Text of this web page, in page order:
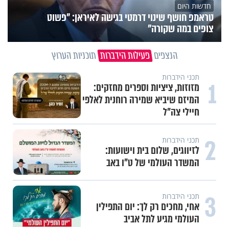
חדשות היום
טראמפ חושף שינוי דרמטי בגישה לאיראן: "פשוט
צופים במה שקורה"
הנצפים פעילות הידברות תוכניות הערוץ
1 תכני הידברות
מזוזות, ציציות וספרים מחזקים:
המיזם שיביא שמירה רוחנית לאלפי
חיילי צה"ל
2 תכני הידברות
לזיווגים, שלום בית וישועות:
המשדר העולמי של ט"ו באב
3 תכני הידברות
אחי, מחכים רק לך: יום התפילין
העולמי מגיע לתל אביב